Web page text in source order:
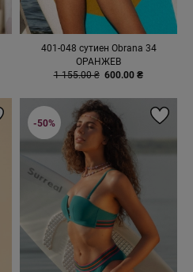
401-048 сутиен Obrana 34
ОРАНЖЕВ
1 155.00 ₴ 600.00 ₴
-50%